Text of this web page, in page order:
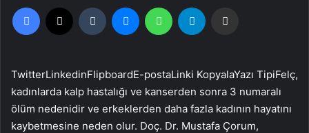
Facebook Tumblr MessengerWhatsApp
TwitterLinkedinFlipboardE-postaLinki KopyalaYazı TipiFelç,
kadınlarda kalp hastalığı ve kanserden sonra 3 numaralı
ölüm nedenidir ve erkeklerden daha fazla kadının hayatını
kaybetmesine neden olur. Doç. Dr. Mustafa Çorum,